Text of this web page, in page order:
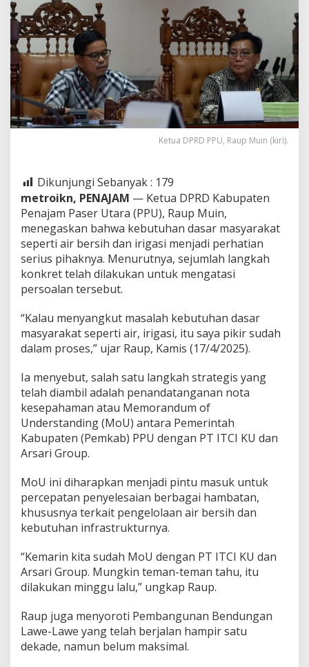
Ketua DPRD PPU, Raup Muin (kiri).
Dikunjungi Sebanyak : 179
metroikn, PENAJAM — Ketua DPRD Kabupaten
Penajam Paser Utara (PPU), Raup Muin,
menegaskan bahwa kebutuhan dasar masyarakat
seperti air bersih dan irigasi menjadi perhatian
serius pihaknya. Menurutnya, sejumlah langkah
konkret telah dilakukan untuk mengatasi
persoalan tersebut.
“Kalau menyangkut masalah kebutuhan dasar
masyarakat seperti air, irigasi, itu saya pikir sudah
dalam proses,” ujar Raup, Kamis (17/4/2025).
Ia menyebut, salah satu langkah strategis yang
telah diambil adalah penandatanganan nota
kesepahaman atau Memorandum of
Understanding (MoU) antara Pemerintah
Kabupaten (Pemkab) PPU dengan PT ITCI KU dan
Arsari Group.
MoU ini diharapkan menjadi pintu masuk untuk
percepatan penyelesaian berbagai hambatan,
khususnya terkait pengelolaan air bersih dan
kebutuhan infrastrukturnya.
“Kemarin kita sudah MoU dengan PT ITCI KU dan
Arsari Group. Mungkin teman-teman tahu, itu
dilakukan minggu lalu,” ungkap Raup.
Raup juga menyoroti Pembangunan Bendungan
Lawe-Lawe yang telah berjalan hampir satu
dekade, namun belum maksimal.